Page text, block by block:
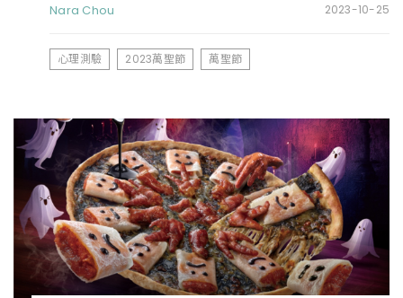
Nara Chou 2023-10-25
心理測驗 2023萬聖節 萬聖節